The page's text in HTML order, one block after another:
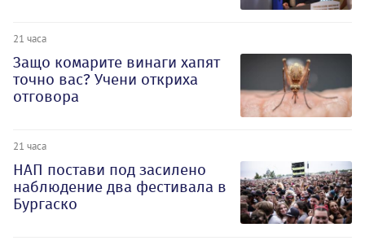
21 часа
Защо комарите винаги хапят
точно вас? Учени откриха
отговора
21 часа
НАП постави под засилено
наблюдение два фестивала в
Бургаско